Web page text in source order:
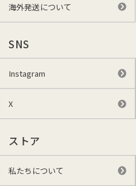
海外発送について
SNS
Instagram
X
ストア
私たちについて